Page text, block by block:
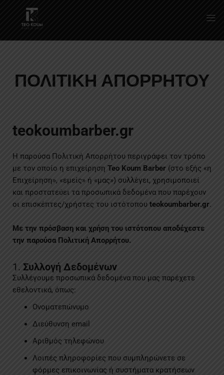
ΠΟΛΙΤΙΚΗ ΑΠΟΡΡΗΤΟΥ
teokoumbarber.gr
Η παρούσα Πολιτική Απορρήτου περιγράφει τον τρόπο
με τον οποίο η επιχείρηση Teo Koum Barber (στο εξής «η
Επιχείρηση», «εμείς» ή «μας») συλλέγει, χρησιμοποιεί
και προστατεύει τα προσωπικά δεδομένα που παρέχουν
οι επισκέπτες/χρήστες του ιστότοπου teokoumbarber.gr.
Με την πρόσβαση και χρήση του ιστότοπου αποδέχεστε
την παρούσα Πολιτική Απορρήτου.
1. Συλλογή Δεδομένων
Συλλέγουμε προσωπικά δεδομένα που μας παρέχετε
εθελοντικά, όπως:
Ονοματεπώνυμο
Διεύθυνση email
Αριθμός τηλεφώνου
Λοιπές πληροφορίες που συμπληρώνετε σε
φόρμες επικοινωνίας ή συστήματα κρατήσεων